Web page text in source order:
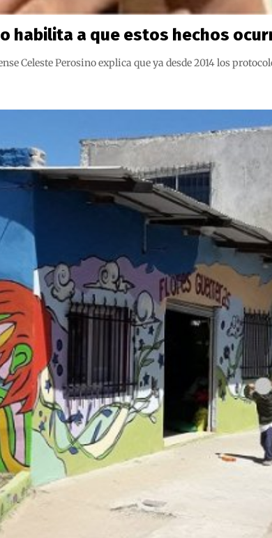
habilita a que estos hechos
Celeste Perosino explica que ya desde 2014 los